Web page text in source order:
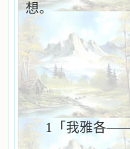
想。
1
「我雅各